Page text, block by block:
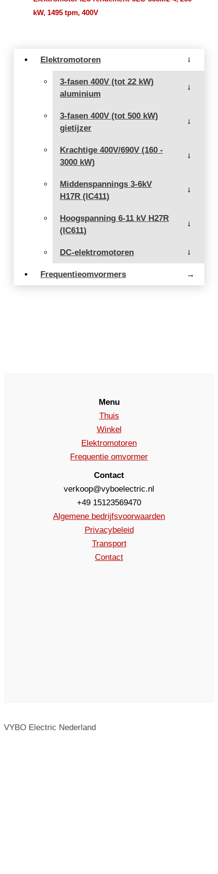
Elektromotoren →
3-fasen 400V (tot 22 kW)
aluminium
→
3-fasen 400V (tot 500 kW)
gietijzer
→
Krachtige 400V/690V (160 -
3000 kW)
→
Middenspannings 3-6kV
H17R (IC411)
→
Hoogspanning 6-11 kV H27R
(IC611)
→
DC-elektromotoren →
Frequentieomvormers →
kW, 1495 tpm, 400V
Menu
Thuis
Winkel
Elektromotoren
Frequentie omvormer
Contact
verkoop@vyboelectric.nl
+49 15123569470
Algemene bedrijfsvoorwaarden
Privacybeleid
Transport
Contact
VYBO Electric Nederland